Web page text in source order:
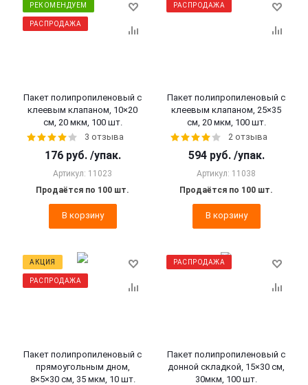
РЕКОМЕНДУЕМ
РАСПРОДАЖА
Пакет полипропиленовый с
клеевым клапаном, 10×20
см, 20 мкм, 100 шт.
3 отзыва
176 руб. /упак.
Артикул: 11023
Продаётся по 100 шт.
В корзину
РАСПРОДАЖА
Пакет полипропиленовый с
клеевым клапаном, 25×35
см, 20 мкм, 100 шт.
2 отзыва
594 руб. /упак.
Артикул: 11038
Продаётся по 100 шт.
В корзину
АКЦИЯ
РАСПРОДАЖА
Пакет полипропиленовый с
прямоугольным дном,
8×5×30 см, 35 мкм, 10 шт.
РАСПРОДАЖА
Пакет полипропиленовый с
донной складкой, 15×30 см,
30мкм, 100 шт.